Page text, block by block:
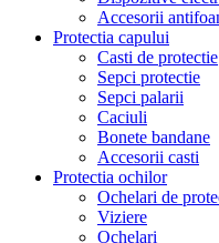
Accesorii
Protectia capului
Casti de protectie
Sepci protectie
Sepci palarii
Caciuli
Bonete bandane
Accesorii casti
Protectia ochilor
Ochelari de
Viziere
Ochelari